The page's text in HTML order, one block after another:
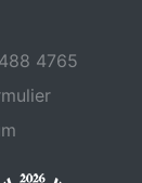
4765